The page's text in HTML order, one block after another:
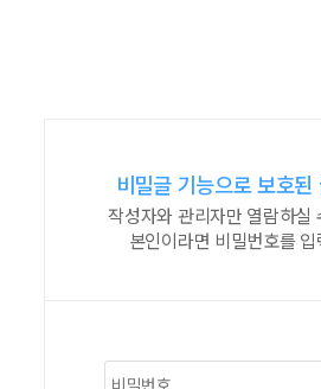
비밀글 기능으로 보호된
작성자와 관리자만 열람하실
본인이라면 비밀번호를